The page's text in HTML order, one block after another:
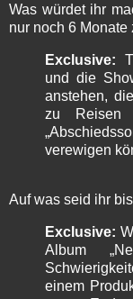
Was würdet ihr
nur noch 6 Monate
Exclusive:
und die
anstehen,
zu Reisen
verewigen
Auf was seid ihr
Exclusive:
Album
einem